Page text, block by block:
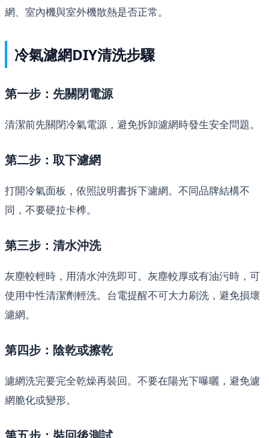
網、室內機與室外機散熱是否正常。
冷氣濾網DIY清洗步驟
第一步：先關閉電源
清潔前先關閉冷氣電源，避免拆卸濾網時發生安全問題。
第二步：取下濾網
打開冷氣面板，依照說明書拆下濾網。不同品牌結構不
同，不要硬拉卡榫。
第三步：清水沖洗
灰塵較輕時，用清水沖洗即可。灰塵較厚或有油污時，可
使用中性清潔劑輕洗。台電提醒不可大力刷洗，避免損壞
濾網。
第四步：陰乾或擦乾
濾網洗完要完全乾燥再裝回。不要在陽光下曝曬，避免濾
網脆化或變形。